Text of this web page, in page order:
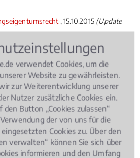
, 15.10.2015 (Update
Wohnungseigentümer
verwendet Cookies, um die
Website zu gewährleisten.
zur Weiterentwicklung unserer
Nutzer zusätzliche Cookies ein.
den Button „Cookies zulassen“
der von uns für die
Cookies zu. Über den
verwalten“ können Sie sich über
informieren und den Umfang